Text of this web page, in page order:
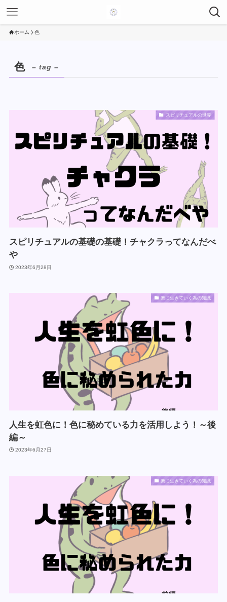
ホーム 色
色 – tag –
スピリチュアルの世界
スピリチュアルの基礎の基礎！チャクラってなんだべ
や
2023年6月28日
楽に生きていく為の知識
人生を虹色に！色に秘めている力を活用しよう！～後
編～
2023年6月27日
楽に生きていく為の知識